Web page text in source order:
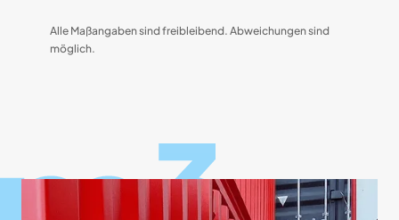
Alle Maßangaben sind freibleibend. Abweichungen sind
möglich.